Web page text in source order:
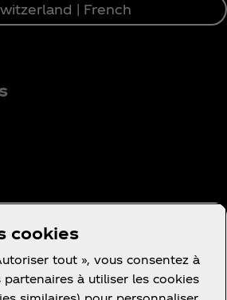
| French
cookies
tout », vous consentez à
partenaires à utiliser les cookies